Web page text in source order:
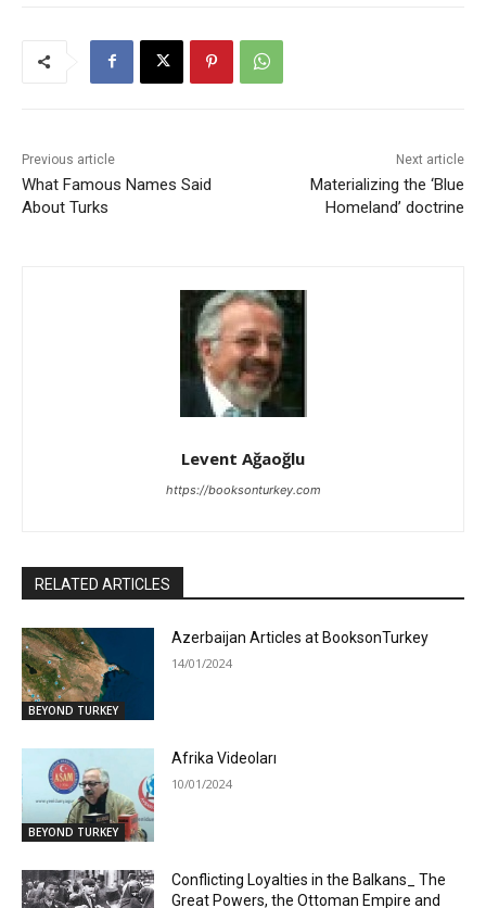
Previous article
What Famous Names Said
About Turks
Next article
Materializing the ‘Blue
Homeland’ doctrine
Levent Ağaoğlu
https://booksonturkey.com
RELATED ARTICLES
BEYOND TURKEY
Azerbaijan Articles at BooksonTurkey
14/01/2024
BEYOND TURKEY
Afrika Videoları
10/01/2024
Conflicting Loyalties in the Balkans_ The
Great Powers, the Ottoman Empire and